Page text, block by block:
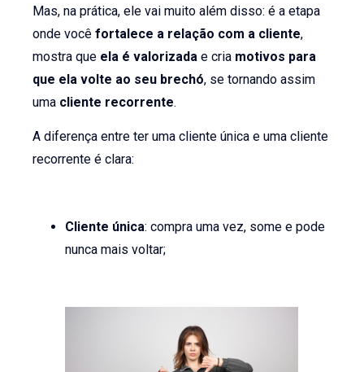
Mas, na prática, ele vai muito além disso: é a etapa
onde vocêfortalece a relação com a cliente,
mostra que ela é valorizada e cria motivos para
que ela volte ao seu brechó, se tornando assim
uma cliente recorrente.
A diferença entre ter uma cliente única e uma cliente
recorrente é clara:
Cliente única: compra uma vez, some e pode
nunca mais voltar;